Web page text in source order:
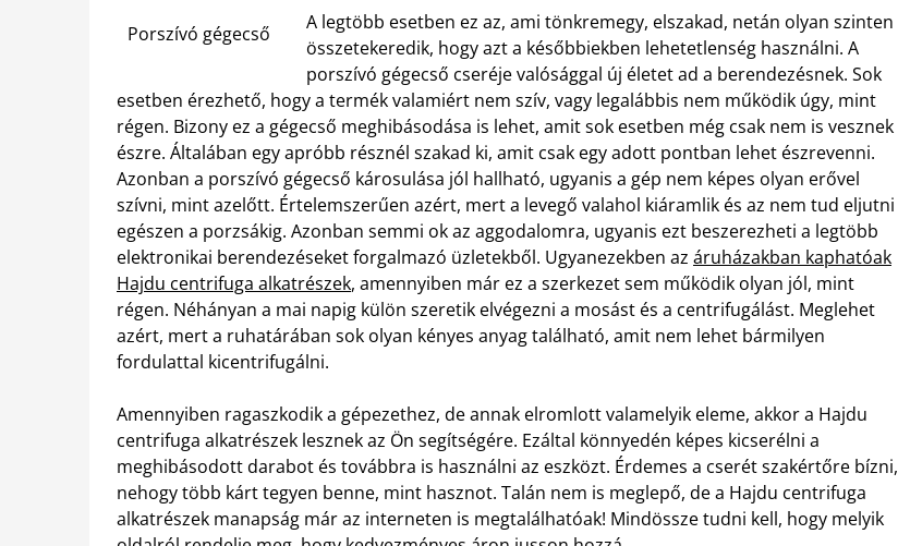
Porszívó gégecső
A legtöbb esetben ez az, ami tönkremegy, elszakad, netán olyan szinten
összetekeredik, hogy azt a későbbiekben lehetetlenség használni. A
porszívó gégecső cseréje valósággal új életet ad a berendezésnek. Sok
esetben érezhető, hogy a termék valamiért nem szív, vagy legalábbis nem működik úgy, mint
régen. Bizony ez a gégecső meghibásodása is lehet, amit sok esetben még csak nem is vesznek
észre. Általában egy apróbb résznél szakad ki, amit csak egy adott pontban lehet észrevenni.
Azonban a porszívó gégecső károsulása jól hallható, ugyanis a gép nem képes olyan erővel
szívni, mint azelőtt. Értelemszerűen azért, mert a levegő valahol kiáramlik és az nem tud eljutni
egészen a porzsákig. Azonban semmi ok az aggodalomra, ugyanis ezt beszerezheti a legtöbb
elektronikai berendezéseket forgalmazó üzletekből. Ugyanezekben az áruházakban kaphatóak
Hajdu centrifuga alkatrészek, amennyiben már ez a szerkezet sem működik olyan jól, mint
régen. Néhányan a mai napig külön szeretik elvégezni a mosást és a centrifugálást. Meglehet
azért, mert a ruhatárában sok olyan kényes anyag található, amit nem lehet bármilyen
fordulattal kicentrifugálni.
Amennyiben ragaszkodik a gépezethez, de annak elromlott valamelyik eleme, akkor a Hajdu
centrifuga alkatrészek lesznek az Ön segítségére. Ezáltal könnyedén képes kicserélni a
meghibásodott darabot és továbbra is használni az eszközt. Érdemes a cserét szakértőre bízni,
nehogy több kárt tegyen benne, mint hasznot. Talán nem is meglepő, de a Hajdu centrifuga
alkatrészek manapság már az interneten is megtalálhatóak! Mindössze tudni kell, hogy melyik